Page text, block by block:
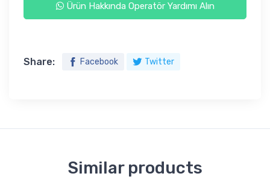
Ürün Hakkında Operatör Yardımı Alın
Share: Facebook Twitter
Similar products